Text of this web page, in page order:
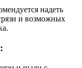
надеть
и возможных